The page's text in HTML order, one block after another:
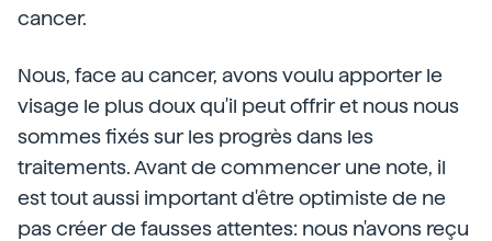
cancer.
Nous, face au cancer, avons voulu apporter le
visage le plus doux qu'il peut offrir et nous nous
sommes fixés sur les progrès dans les
traitements. Avant de commencer une note, il
est tout aussi important d'être optimiste de ne
pas créer de fausses attentes: nous n'avons reçu